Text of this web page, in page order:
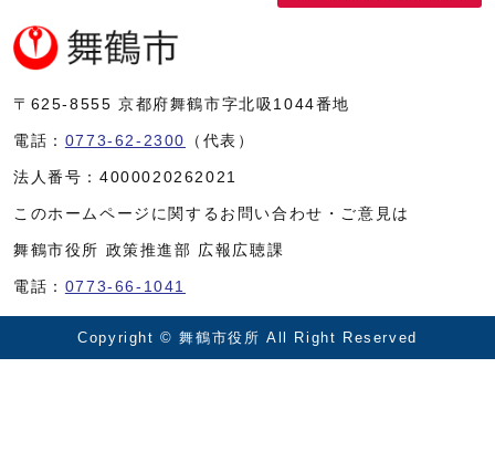
〒625-8555 京都府舞鶴市字北吸1044番地
電話： 0773-62-2300 （代表）
法人番号： 4000020262021
このホームページに関するお問い合わせ・ご意見は
舞鶴市役所 政策推進部 広報広聴課
電話： 0773-66-1041
Copyright © 舞鶴市役所 All Right Reserved